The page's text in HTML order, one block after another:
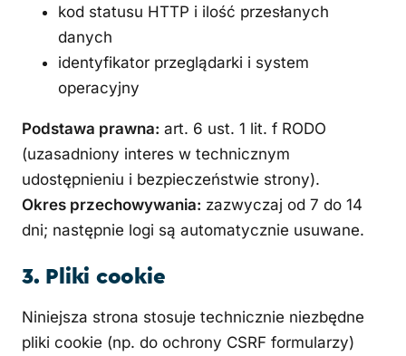
kod statusu HTTP i ilość przesłanych
danych
identyfikator przeglądarki i system
operacyjny
Podstawa prawna: art. 6 ust. 1 lit. f RODO
(uzasadniony interes w technicznym
udostępnieniu i bezpieczeństwie strony).
Okres przechowywania: zazwyczaj od 7 do 14
dni; następnie logi są automatycznie usuwane.
3. Pliki cookie
Niniejsza strona stosuje technicznie niezbędne
pliki cookie (np. do ochrony CSRF formularzy)